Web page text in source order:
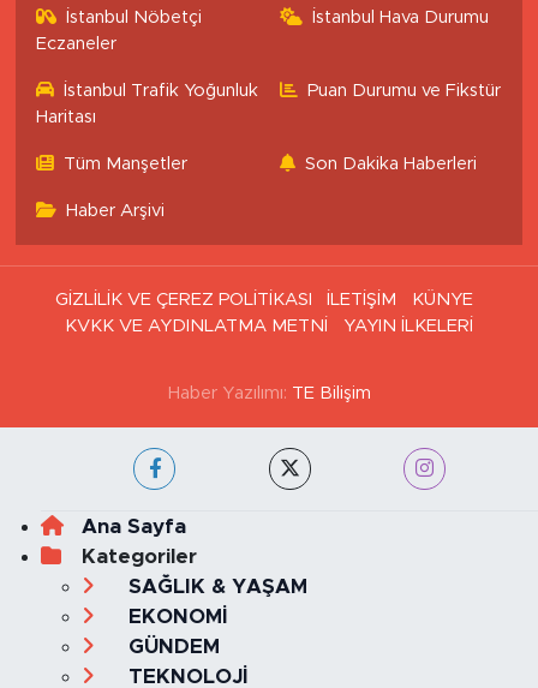
İstanbul Nöbetçi
Eczaneler
İstanbul Hava Durumu
İstanbul Trafik Yoğunluk
Haritası
Puan Durumu ve Fikstür
Tüm Manşetler Son Dakika Haberleri
Haber Arşivi
GİZLİLİK VE ÇEREZ POLİTİKASI İLETİŞİM
KÜNYE
KVKK VE AYDINLATMA METNİ
YAYIN İLKELERİ
Haber Yazılımı: TE Bilişim
Ana Sayfa
Kategoriler
SAĞLIK & YAŞAM
EKONOMİ
GÜNDEM
TEKNOLOJİ